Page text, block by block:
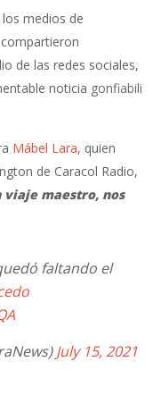
medios de
de las redes sociales,
noticia gonfiabili
Mábel Lara, quien
de Caracol Radio,
viaje maestro, nos
faltando el
July 15, 2021